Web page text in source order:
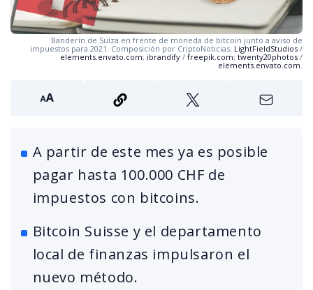
Banderín de Suiza en frente de moneda de bitcoin junto a aviso de
impuestos para 2021. Composición por CriptoNoticias. LightFieldStudios /
elements.envato.com; ibrandify / freepik.com; twenty20photos /
elements.envato.com
A partir de este mes ya es posible
pagar hasta 100.000 CHF de
impuestos con bitcoins.
Bitcoin Suisse y el departamento
local de finanzas impulsaron el
nuevo método.